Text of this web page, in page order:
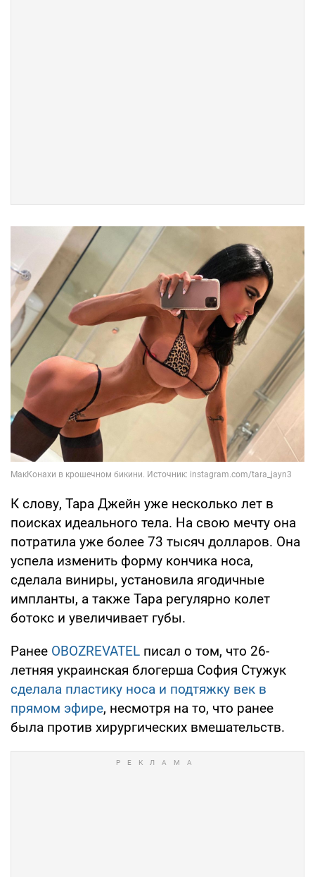
К слову, Тара Джейн уже несколько лет в
поисках идеального тела. На свою мечту она
потратила уже более 73 тысяч долларов. Она
успела изменить форму кончика носа,
сделала виниры, установила ягодичные
импланты, а также Тара регулярно колет
ботокс и увеличивает губы.
Ранее OBOZREVATEL писал о том, что 26-
летняя украинская блогерша София Стужук
сделала пластику носа и подтяжку век в
прямом эфире, несмотря на то, что ранее
была против хирургических вмешательств.